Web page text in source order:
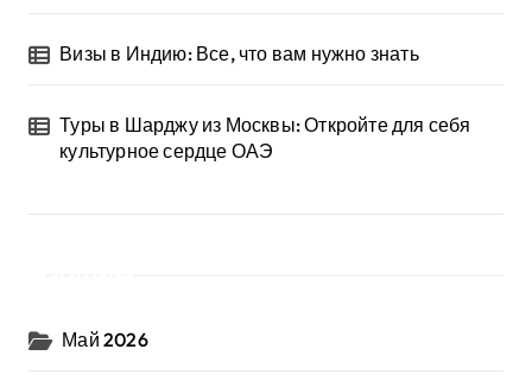
Визы в Индию: Все, что вам нужно знать
Туры в Шарджу из Москвы: Откройте для себя
культурное сердце ОАЭ
Май 2026